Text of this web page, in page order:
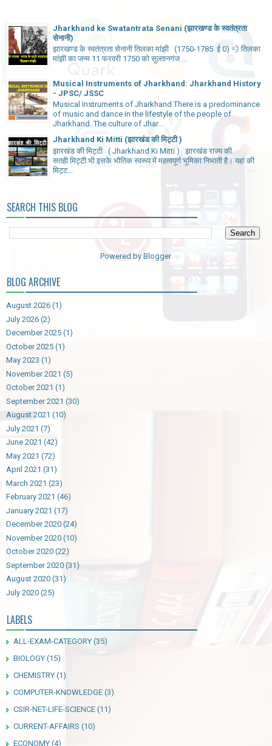
Jharkhand ke Swatantrata Senani (झारखण्ड के स्वतंत्रता
सेनानी)
झारखण्ड के स्वतंत्रता सेनानी तिलका मांझी (1750-1785 ई 0) 💨 तिलका
मांझी का जन्म 11 फरवरी 1750 को सुल्तानगंज ...
Musical Instruments of Jharkhand: Jharkhand History
- JPSC/ JSSC
Musical Instruments of Jharkhand There is a predominance
of music and dance in the lifestyle of the people of
Jharkhand. The culture of Jhar...
Jharkhand Ki Mitti (झारखंड की मिट्टी )
झारखंड की मिट्टी ( Jharkhand Ki Mitti ) झारखंड राज्य की
सतही मिट्टी भी इसके भौतिक स्वरूप में महत्वपूर्ण भूमिका निभाती है। यहां की
मिट्ट...
SEARCH THIS BLOG
Powered by Blogger.
BLOG ARCHIVE
August 2026 (1)
July 2026 (2)
December 2025 (1)
October 2025 (1)
May 2023 (1)
November 2021 (5)
October 2021 (1)
September 2021 (30)
August 2021 (10)
July 2021 (7)
June 2021 (42)
May 2021 (72)
April 2021 (31)
March 2021 (23)
February 2021 (46)
January 2021 (17)
December 2020 (24)
November 2020 (10)
October 2020 (22)
September 2020 (31)
August 2020 (31)
July 2020 (25)
LABELS
ALL-EXAM-CATEGORY (35)
BIOLOGY (15)
CHEMISTRY (1)
COMPUTER-KNOWLEDGE (3)
CSIR-NET-LIFE-SCIENCE (11)
CURRENT-AFFAIRS (10)
ECONOMY (4)